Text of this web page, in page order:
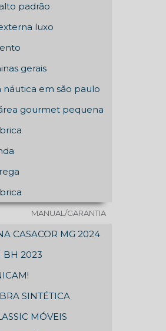
CASACOR MG 2024
BH 2023
SINTÉTICA
MÓVEIS
MANUAL/GARANTIA
padrão
luxo
gerais
náutica em são paulo
gourmet pequena